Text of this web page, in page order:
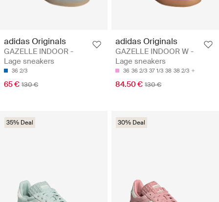
adidas Originals
GAZELLE INDOOR -
Lage sneakers
36 2/3
65 € 130 €
adidas Originals
GAZELLE INDOOR W -
Lage sneakers
36 36 2/3 37 1/3 38 38 2/3
84.50 € 130 €
35% Deal 30% Deal